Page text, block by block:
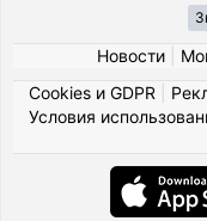
Новости|
Cookies и GDPR
Условия